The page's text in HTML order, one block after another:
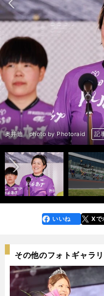
次へ
佐藤水菜 photo by Photoraid
仲澤春香 photo by Photoraid
尾崎睦 photo by Photoraid 記
竹野百香 photo by Photoraid
梅川風子 photo by Photoraid
柳原真緒 photo by Photoraid
奥井迪 photo by Photoraid 記
パールカップ決勝 photo by
パールカップ決勝 photo by
パールカップ決勝、残り１周
パールカップ決勝のゴール付近
佐藤水菜 photo by Photoraid
佐藤水菜 photo by Photoraid
佐藤水菜 photo by Photoraid
佐藤水菜 photo by Photoraid
佐藤水菜 photo by Photoraid
佐藤水菜 photo by Photoraid
佐藤水菜 photo by Photoraid
佐藤水菜 photo by Photoraid
仲澤春香 photo by Photoraid
尾崎睦 photo by Photoraid 記
竹野百香 photo by Photoraid
梅川風子 photo by Photoraid
柳原真緒 photo by Photoraid
奥井迪 photo by Photoraid 記
前へ
faceboo
k
いいね Xで
その他のフォトギャラ